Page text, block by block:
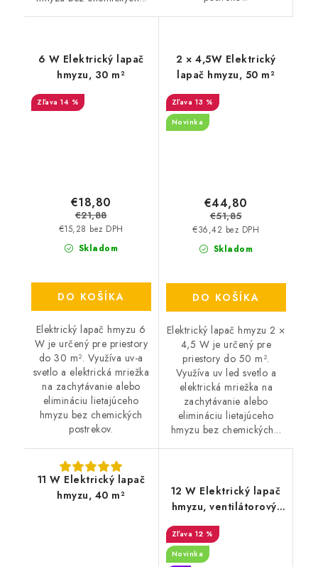
6 W Elektrický lapač
hmyzu, 30 m²
14 %
Skladom
€15,28 bez DPH
€18,80
€21,88
DO KOŠÍKA
Elektrický lapač hmyzu 6
W je určený pre priestory
do 30 m². Využíva uv-a
svetlo a elektrická mriežka
na zachytávanie alebo
elimináciu lietajúceho
hmyzu bez chemických
postrekov.
2 × 4,5W Elektrický
lapač hmyzu, 50 m²
13 %
Novinka
Skladom
€36,42 bez DPH
€44,80
€51,85
DO KOŠÍKA
Elektrický lapač hmyzu 2 ×
4,5 W je určený pre
priestory do 50 m².
Využíva uv led svetlo a
elektrická mriežka na
zachytávanie alebo
elimináciu lietajúceho
hmyzu bez chemických...
11 W Elektrický lapač
hmyzu, 40 m²
12 W Elektrický lapač
hmyzu, ventilátorový,
12 %
Novinka